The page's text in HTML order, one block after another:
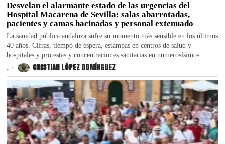
Desvelan el alarmante estado de las urgencias del
Hospital Macarena de Sevilla: salas abarrotadas,
pacientes y camas hacinadas y personal extenuado
La sanidad pública andaluza sufre su momento más sensible en los últimos
40 años. Cifras, tiempo de espera, estampas en centros de salud y
hospitales y protestas y concentraciones sanitarias en numerosísimos
. CRISTIAN LÓPEZ DOMÍNGUEZ